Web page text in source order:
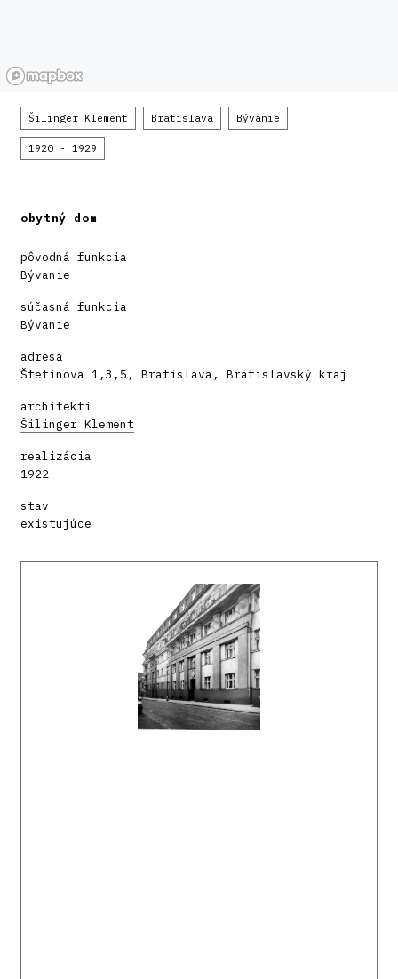
Šilinger Klement Bratislava Bývanie
1920 - 1929
obytný dom
pôvodná funkcia
Bývanie
súčasná funkcia
Bývanie
adresa
Štetinova 1,3,5, Bratislava, Bratislavský kraj
architekti
Šilinger Klement
realizácia
1922
stav
existujúce